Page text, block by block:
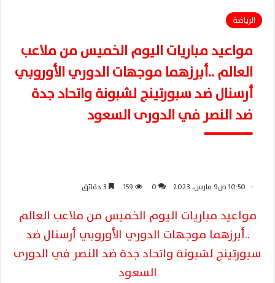
الرياضة
مواعيد مباريات اليوم الخميس من ملاعب
العالم ..أبرزهما موجهات الدوري الأوروبي
أرسنال ضد سبورتينج لشبونة واتحاد جدة
ضد النصر في الدورى السعود
10:50 ص9 مارس، 2023 0
159
مواعيد مباريات اليوم الخميس من ملاعب العالم
..أبرزهما موجهات الدوري الأوروبي أرسنال ضد
سبورتينج لشبونة واتحاد جدة ضد النصر في الدورى
السعود